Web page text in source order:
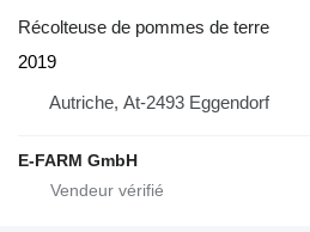
Récolteuse de pommes de terre
2019
Autriche, At-2493 Eggendorf
E-FARM GmbH